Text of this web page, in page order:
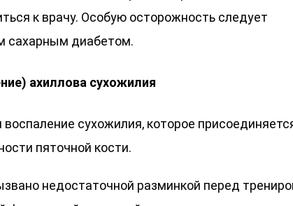
к врачу. Особую осторожность следует
сахарным диабетом.
ахиллова сухожилия
сухожилия, которое
пяточной кости.
недостаточной разминкой перед